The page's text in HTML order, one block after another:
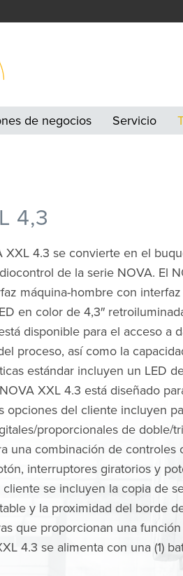
de negocios Servicio
4,3
XXL 4.3 se convierte en el
de la serie NOVA. El
máquina-hombre con
en color de 4,3″
disponible para el acceso a
proceso, así como la
estándar incluyen un LED
XXL 4.3 está diseñado
opciones del cliente incluyen
proporcionales de doble/
una combinación de controles
interruptores giratorios y
cliente se incluyen la copia de
y la proximidad del borde
que proporcionan una
4.3 se alimenta con una (1)